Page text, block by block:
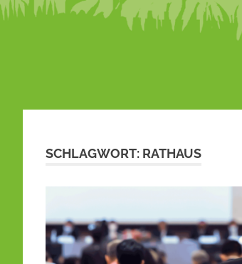
SCHLAGWORT: RATHAUS